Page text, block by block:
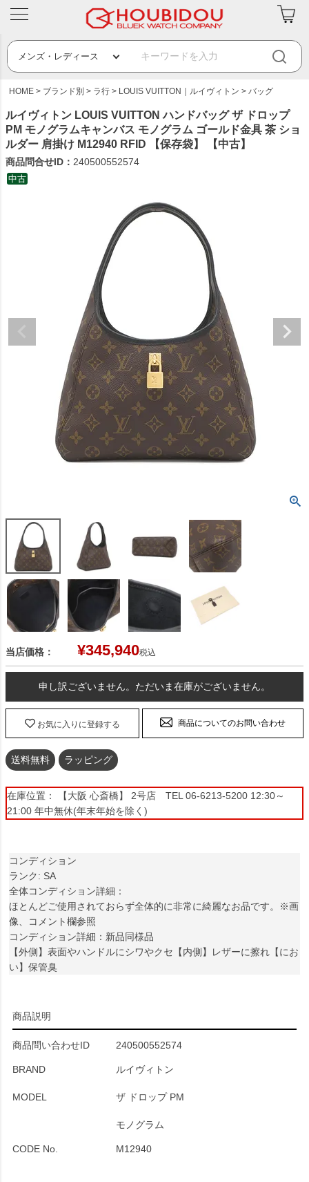
HOME ブランド別 ラ行 LOUIS VUITTON｜ルイヴィトン バッグ
ルイヴィトン LOUIS VUITTON ハンドバッグ ザ ドロップ
PM モノグラムキャンバス モノグラム ゴールド金具 茶 ショ
ルダー 肩掛け M12940 RFID 【保存袋】 【中古】
商品問合せID： 240500552574
中古
当店価格： ¥345,940税込
申し訳ございません。ただいま在庫がございません。
お気に入りに登録する 商品についてのお問い合わせ
送料無料 ラッピング
在庫位置： 【大阪 心斎橋】 2号店 TEL 06-6213-5200 12:30～
21:00 年中無休(年末年始を除く)
コンディション
ランク: SA
全体コンディション詳細：
ほとんどご使用されておらず全体的に非常に綺麗なお品です。※画
像、コメント欄参照
コンディション詳細：新品同様品
【外側】表面やハンドルにシワやクセ【内側】レザーに擦れ【にお
い】保管臭
商品説明
商品問い合わせID 240500552574
BRAND ルイヴィトン
MODEL ザ ドロップ PM
モノグラム
CODE No. M12940